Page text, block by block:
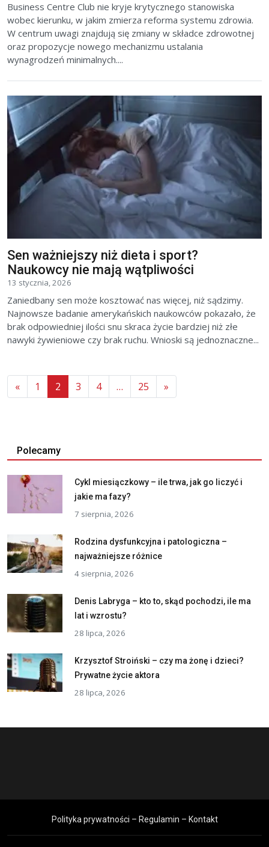
Business Centre Club nie kryje krytycznego stanowiska
wobec kierunku, w jakim zmierza reforma systemu zdrowia.
W centrum uwagi znajdują się zmiany w składce zdrowotnej
oraz propozycje nowego mechanizmu ustalania
wynagrodzeń minimalnych....
Sen ważniejszy niż dieta i sport?
Naukowcy nie mają wątpliwości
13 stycznia, 2026
Zaniedbany sen może kosztować nas więcej, niż sądzimy.
Najnowsze badanie amerykańskich naukowców pokazało, że
brak odpowiedniej ilości snu skraca życie bardziej niż złe
nawyki żywieniowe czy brak ruchu. Wnioski są jednoznaczne...
« 1 2 3 4 … 25 »
Polecamy
Cykl miesiączkowy – ile trwa, jak go liczyć i
jakie ma fazy?
7 sierpnia, 2026
Rodzina dysfunkcyjna i patologiczna –
najważniejsze różnice
4 sierpnia, 2026
Denis Labryga – kto to, skąd pochodzi, ile ma
lat i wzrostu?
28 lipca, 2026
Krzysztof Stroiński – czy ma żonę i dzieci?
Prywatne życie aktora
28 lipca, 2026
Polityka prywatności – Regulamin – Kontakt